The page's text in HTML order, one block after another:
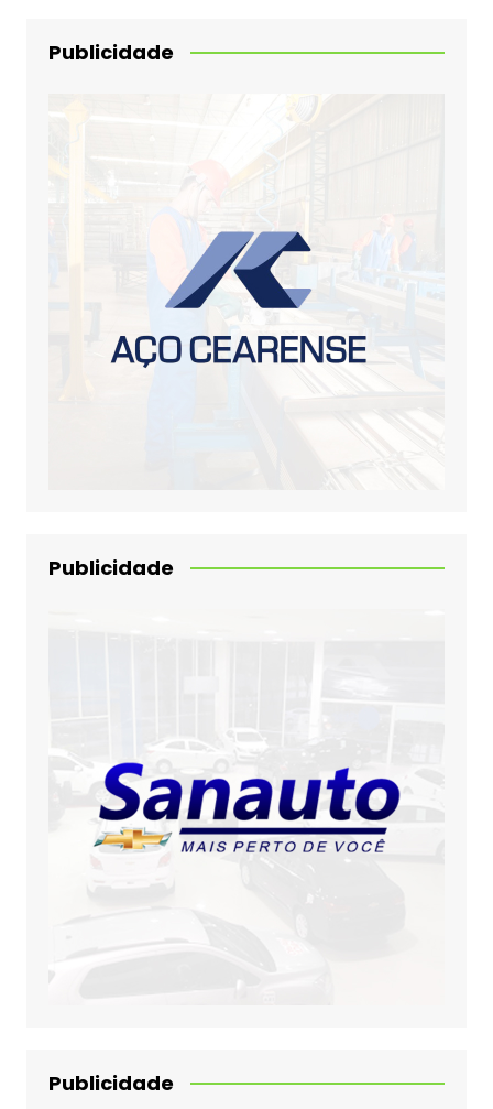
Publicidade
Publicidade
Publicidade